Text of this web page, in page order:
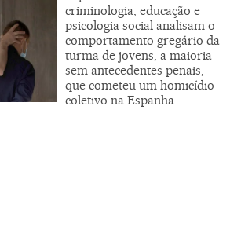
criminologia, educação e
psicologia social analisam o
comportamento gregário da
turma de jovens, a maioria
sem antecedentes penais,
que cometeu um homicídio
coletivo na Espanha